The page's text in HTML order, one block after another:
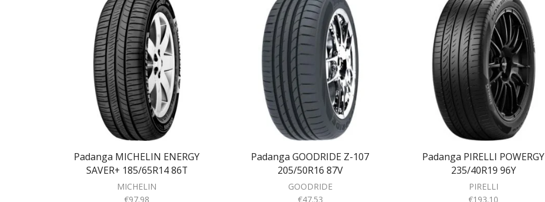
Padanga MICHELIN ENERGY
SAVER+ 185/65R14 86T
MICHELIN
€97.98
Padanga GOODRIDE Z-107
205/50R16 87V
GOODRIDE
€47.53
Padanga PIRELLI POWERGY
235/40R19 96Y
PIRELLI
€193.10